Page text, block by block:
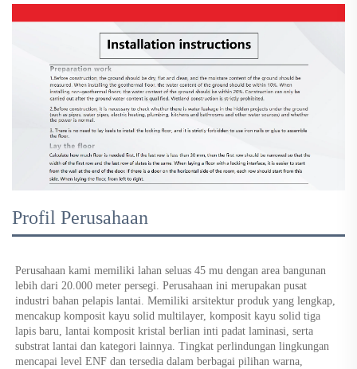
Profil Perusahaan
Perusahaan kami memiliki lahan seluas 45 mu dengan area bangunan
lebih dari 20.000 meter persegi. Perusahaan ini merupakan pusat
industri bahan pelapis lantai. Memiliki arsitektur produk yang lengkap,
mencakup komposit kayu solid multilayer, komposit kayu solid tiga
lapis baru, lantai komposit kristal berlian inti padat laminasi, serta
substrat lantai dan kategori lainnya. Tingkat perlindungan lingkungan
mencapai level ENF dan tersedia dalam berbagai pilihan warna,